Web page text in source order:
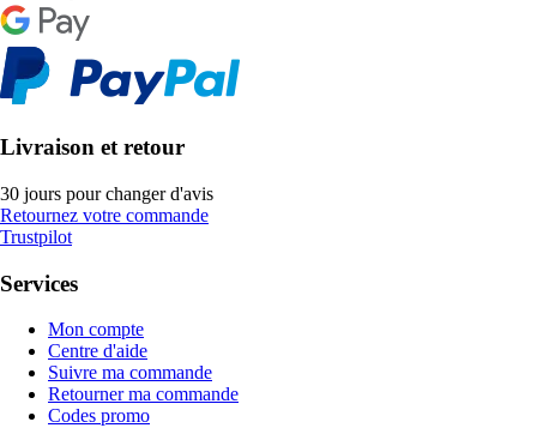
Livraison et retour
30 jours pour changer d'avis
Retournez votre commande
Trustpilot
Services
Mon compte
Centre d'aide
Suivre ma commande
Retourner ma commande
Codes promo